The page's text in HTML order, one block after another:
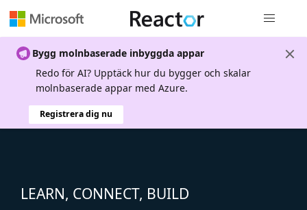
Bygg molnbaserade inbyggda appar
Redo för AI? Upptäck hur du bygger och skalar
molnbaserade appar med Azure.
Registrera dig nu
LEARN, CONNECT, BUILD